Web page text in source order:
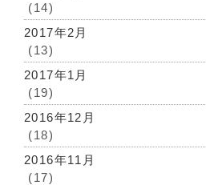
(14)
2017年2月
(13)
2017年1月
(19)
2016年12月
(18)
2016年11月
(17)